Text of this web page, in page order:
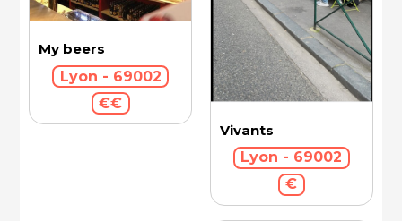
My beers
Lyon - 69002
€€
Vivants
Lyon - 69002
€